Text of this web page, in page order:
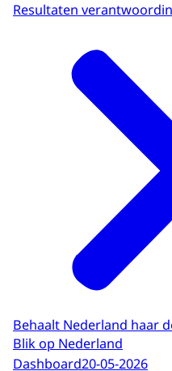
Resultaten
Behaalt Nederland haar
Blik op Nederland
Dashboard20-05-2026